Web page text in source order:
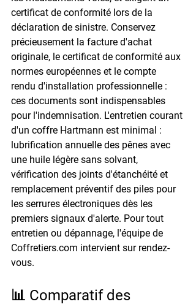
certificat de conformité lors de la
déclaration de sinistre. Conservez
précieusement la facture d'achat
originale, le certificat de conformité aux
normes européennes et le compte
rendu d'installation professionnelle :
ces documents sont indispensables
pour l'indemnisation. L'entretien courant
d'un coffre Hartmann est minimal :
lubrification annuelle des pênes avec
une huile légère sans solvant,
vérification des joints d'étanchéité et
remplacement préventif des piles pour
les serrures électroniques dès les
premiers signaux d'alerte. Pour tout
entretien ou dépannage, l'équipe de
Coffretiers.com intervient sur rendez-
vous.
📊 Comparatif des